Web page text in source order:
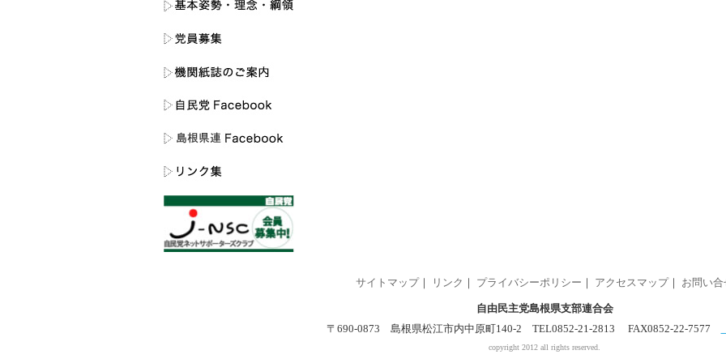
サイトマップ｜ リンク プライバシーポリシー アクセスマップ｜ お問い合
自由民主党島根県支部連合会
〒690-0873 島根県松江市内中原町140-2 TEL0852-21-2813 FAX0852-22-7577
copyright 2012 all rights reserved.